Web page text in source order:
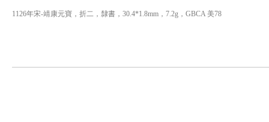
1126年宋-靖康元寶，折二，隸書，30.4*1.8mm，7.2g，GBCA 美78